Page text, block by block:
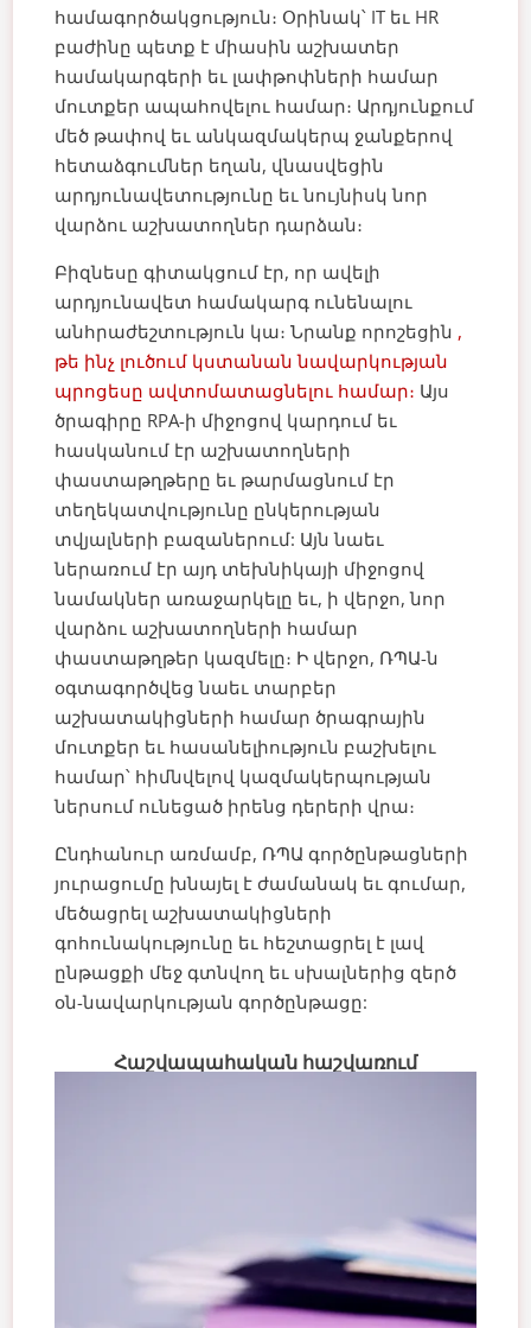
համագործակցություն։ Օրինակ՝ IT եւ HR
բաժինը պետք է միասին աշխատեր
համակարգերի եւ լափթոփների համար
մուտքեր ապահովելու համար։ Արդյունքում
մեծ թափով եւ անկազմակերպ ջանքերով
հետաձգումներ եղան, վնասվեցին
արդյունավետությունը եւ նույնիսկ նոր
վարձու աշխատողներ դարձան։
Բիզնեսը գիտակցում էր, որ ավելի
արդյունավետ համակարգ ունենալու
անհրաժեշտություն կա։ Նրանք որոշեցին ,
թե ինչ լուծում կստանան նավարկության
պրոցեսը ավտոմատացնելու համար։ Այս
ծրագիրը RPA-ի միջոցով կարդում եւ
հասկանում էր աշխատողների
փաստաթղթերը եւ թարմացնում էր
տեղեկատվությունը ընկերության
տվյալների բազաներում: Այն նաեւ
ներառում էր այդ տեխնիկայի միջոցով
նամակներ առաջարկելը եւ, ի վերջո, նոր
վարձու աշխատողների համար
փաստաթղթեր կազմելը։ Ի վերջո, ՌՊԱ-ն
օգտագործվեց նաեւ տարբեր
աշխատակիցների համար ծրագրային
մուտքեր եւ հասանելիություն բաշխելու
համար՝ հիմնվելով կազմակերպության
ներսում ունեցած իրենց դերերի վրա։
Ընդհանուր առմամբ, ՌՊԱ գործընթացների
յուրացումը խնայել է ժամանակ եւ գումար,
մեծացրել աշխատակիցների
գոհունակությունը եւ հեշտացրել է լավ
ընթացքի մեջ գտնվող եւ սխալներից զերծ
օն-նավարկության գործընթացը:
Հաշվապահական հաշվառում